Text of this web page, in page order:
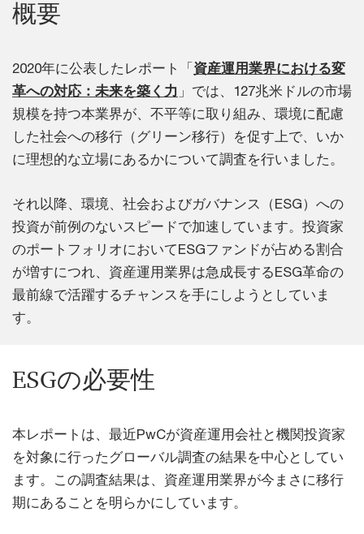
概要
2020年に公表したレポート「 資産運用業界における変
革への対応：未来を築く力 」では、127兆米ドルの市場
規模を持つ本業界が、不平等に取り組み、環境に配慮
した社会への移行（グリーン移行）を促す上で、いか
に理想的な立場にあるかについて調査を行いました。
それ以降、環境、社会およびガバナンス（ESG）への
投資が前例のないスピードで加速しています。投資家
のポートフォリオにおいてESGファンドが占める割合
が増すにつれ、資産運用業界は急成長するESG革命の
最前線で活躍するチャンスを手にしようとしていま
す。
ESGの必要性
本レポートは、最近PwCが資産運用会社と機関投資家
を対象に行ったグローバル調査の結果を中心としてい
ます。この調査結果は、資産運用業界が今まさに移行
期にあることを明らかにしています。